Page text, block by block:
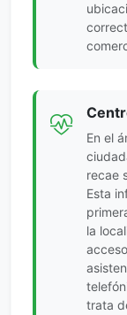
En el
recae
Esta
la
trata